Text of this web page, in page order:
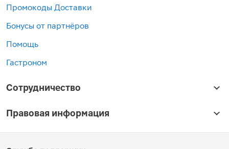
Промокоды Доставки
Бонусы от партнёров
Помощь
Гастроном
Сотрудничество
Правовая информация